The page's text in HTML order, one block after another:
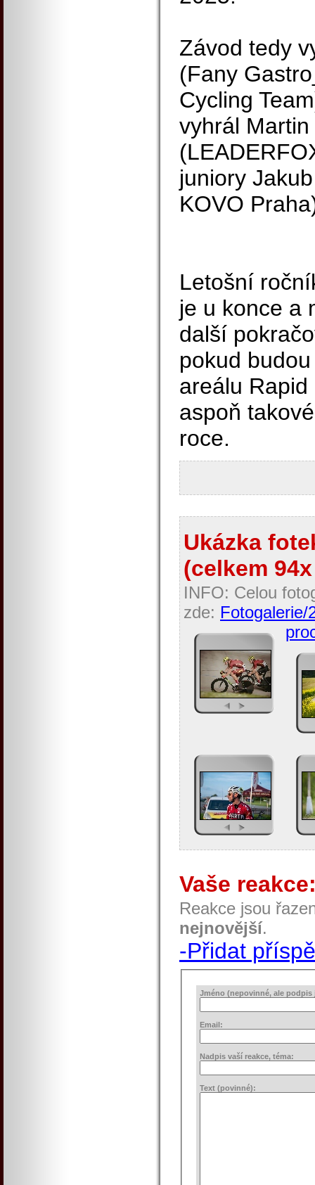
Závod tedy
(Fany
Cycling
vyhrál
juniory
KOVO
Letošní
je u konce a
další
pokud
areálu
aspoň
roce.
Ukázka
(celkem
INFO: Celou
zde: Fotogalerie/
Vaše
Reakce jsou
nejnovější.
-Přidat
Jméno (nepovinné, ale podpis
Email:
Nadpis vaší reakce, téma:
Text (povinné):